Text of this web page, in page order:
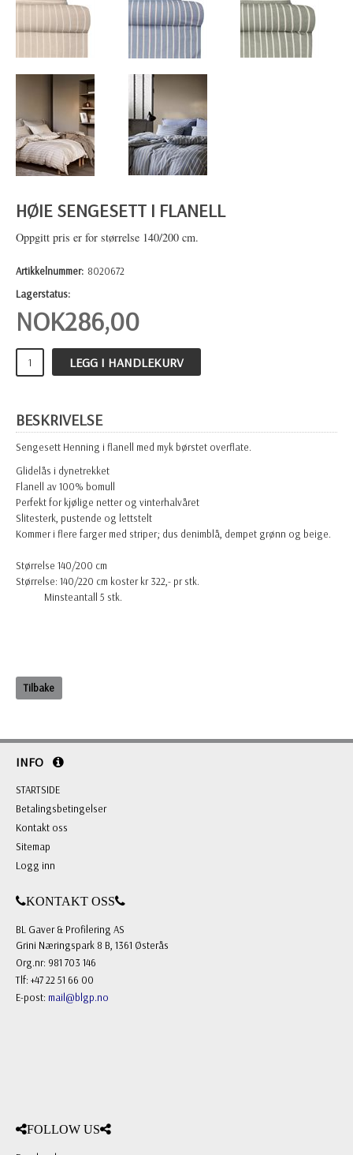
HØIE SENGESETT I FLANELL
Oppgitt pris er for størrelse 140/200 cm.
Artikkelnummer: 8020672
Lagerstatus:
NOK286,00
LEGG I HANDLEKURV
BESKRIVELSE
Sengesett Henning i flanell med myk børstet overflate.
Glidelås i dynetrekket
Flanell av 100% bomull
Perfekt for kjølige netter og vinterhalvåret
Slitesterk, pustende og lettstelt
Kommer i flere farger med striper; dus denimblå, dempet grønn og beige.
Størrelse 140/200 cm
Størrelse: 140/220 cm koster kr 322,- pr stk.
Minsteantall 5 stk.
Tilbake
INFO
STARTSIDE
Betalingsbetingelser
Kontakt oss
Sitemap
Logg inn
KONTAKT OSS
BL Gaver & Profilering AS
Grini Næringspark 8 B, 1361 Østerås
Org.nr: 981 703 146
Tlf: +47 22 51 66 00
E-post: mail@blgp.no
FOLLOW US